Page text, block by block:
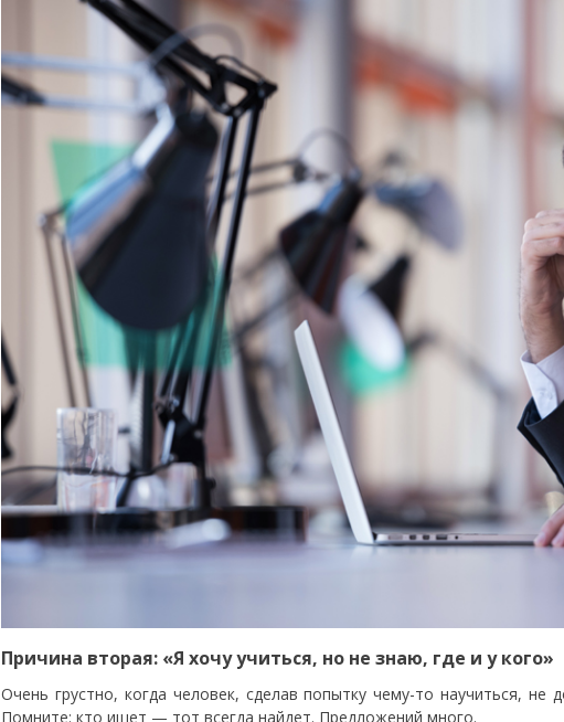
Причина вторая: «Я хочу учиться, но не знаю, где и у кого»
Очень грустно, когда человек, сделав попытку чему-то научиться, не
Помните: кто ищет — тот всегда найдет. Предложений много.